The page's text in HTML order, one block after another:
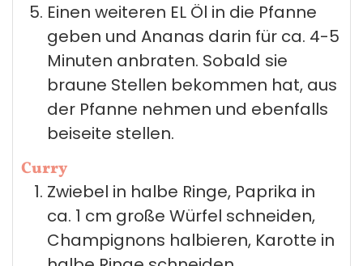
Einen weiteren EL Öl in die Pfanne
geben und Ananas darin für ca. 4-5
Minuten anbraten. Sobald sie
braune Stellen bekommen hat, aus
der Pfanne nehmen und ebenfalls
beiseite stellen.
Curry
Zwiebel in halbe Ringe, Paprika in
ca. 1 cm große Würfel schneiden,
Champignons halbieren, Karotte in